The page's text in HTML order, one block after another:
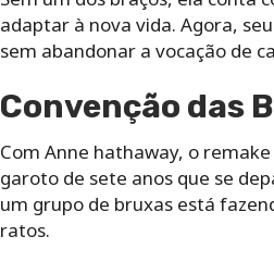
adaptar à nova vida. Agora,
sem abandonar a vocação de
Convenção das
Com Anne hathaway, o
garoto de sete anos que se
um grupo de bruxas está
ratos.